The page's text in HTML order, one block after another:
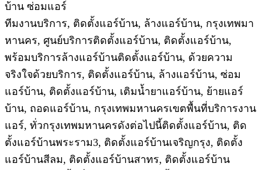
บ้าน ซ่อมแอร์
ทีมงานบริการ, ติดตั้งแอร์บ้าน, ล้างแอร์บ้าน, กรุงเทพมา
หานคร, ศูนย์บริการติดตั้งแอร์บ้าน, ติดตั้งแอร์บ้าน,
พร้อมบริการล้างแอร์บ้านติดตั้งแอร์บ้าน, ด้วยความ
จริงใจด้วยบริการ, ติดตั้งแอร์บ้าน, ล้างแอร์บ้าน, ซ่อม
แอร์บ้าน, ติดตั้งแอร์บ้าน, เติมน้ำยาแอร์บ้าน, ย้ายแอร์
บ้าน, ถอดแอร์บ้าน, กรุงเทพมหานครเขตพื้นที่บริการงาน
แอร์, ทั่วกรุงเทพมหานครดังต่อไปนี้ติดตั้งแอร์บ้าน, ติด
ตั้งแอร์บ้านพระราม3, ติดตั้งแอร์บ้านเจริญกรุง, ติดตั้ง
แอร์บ้านสีลม, ติดตั้งแอร์บ้านสาทร, ติดตั้งแอร์บ้าน